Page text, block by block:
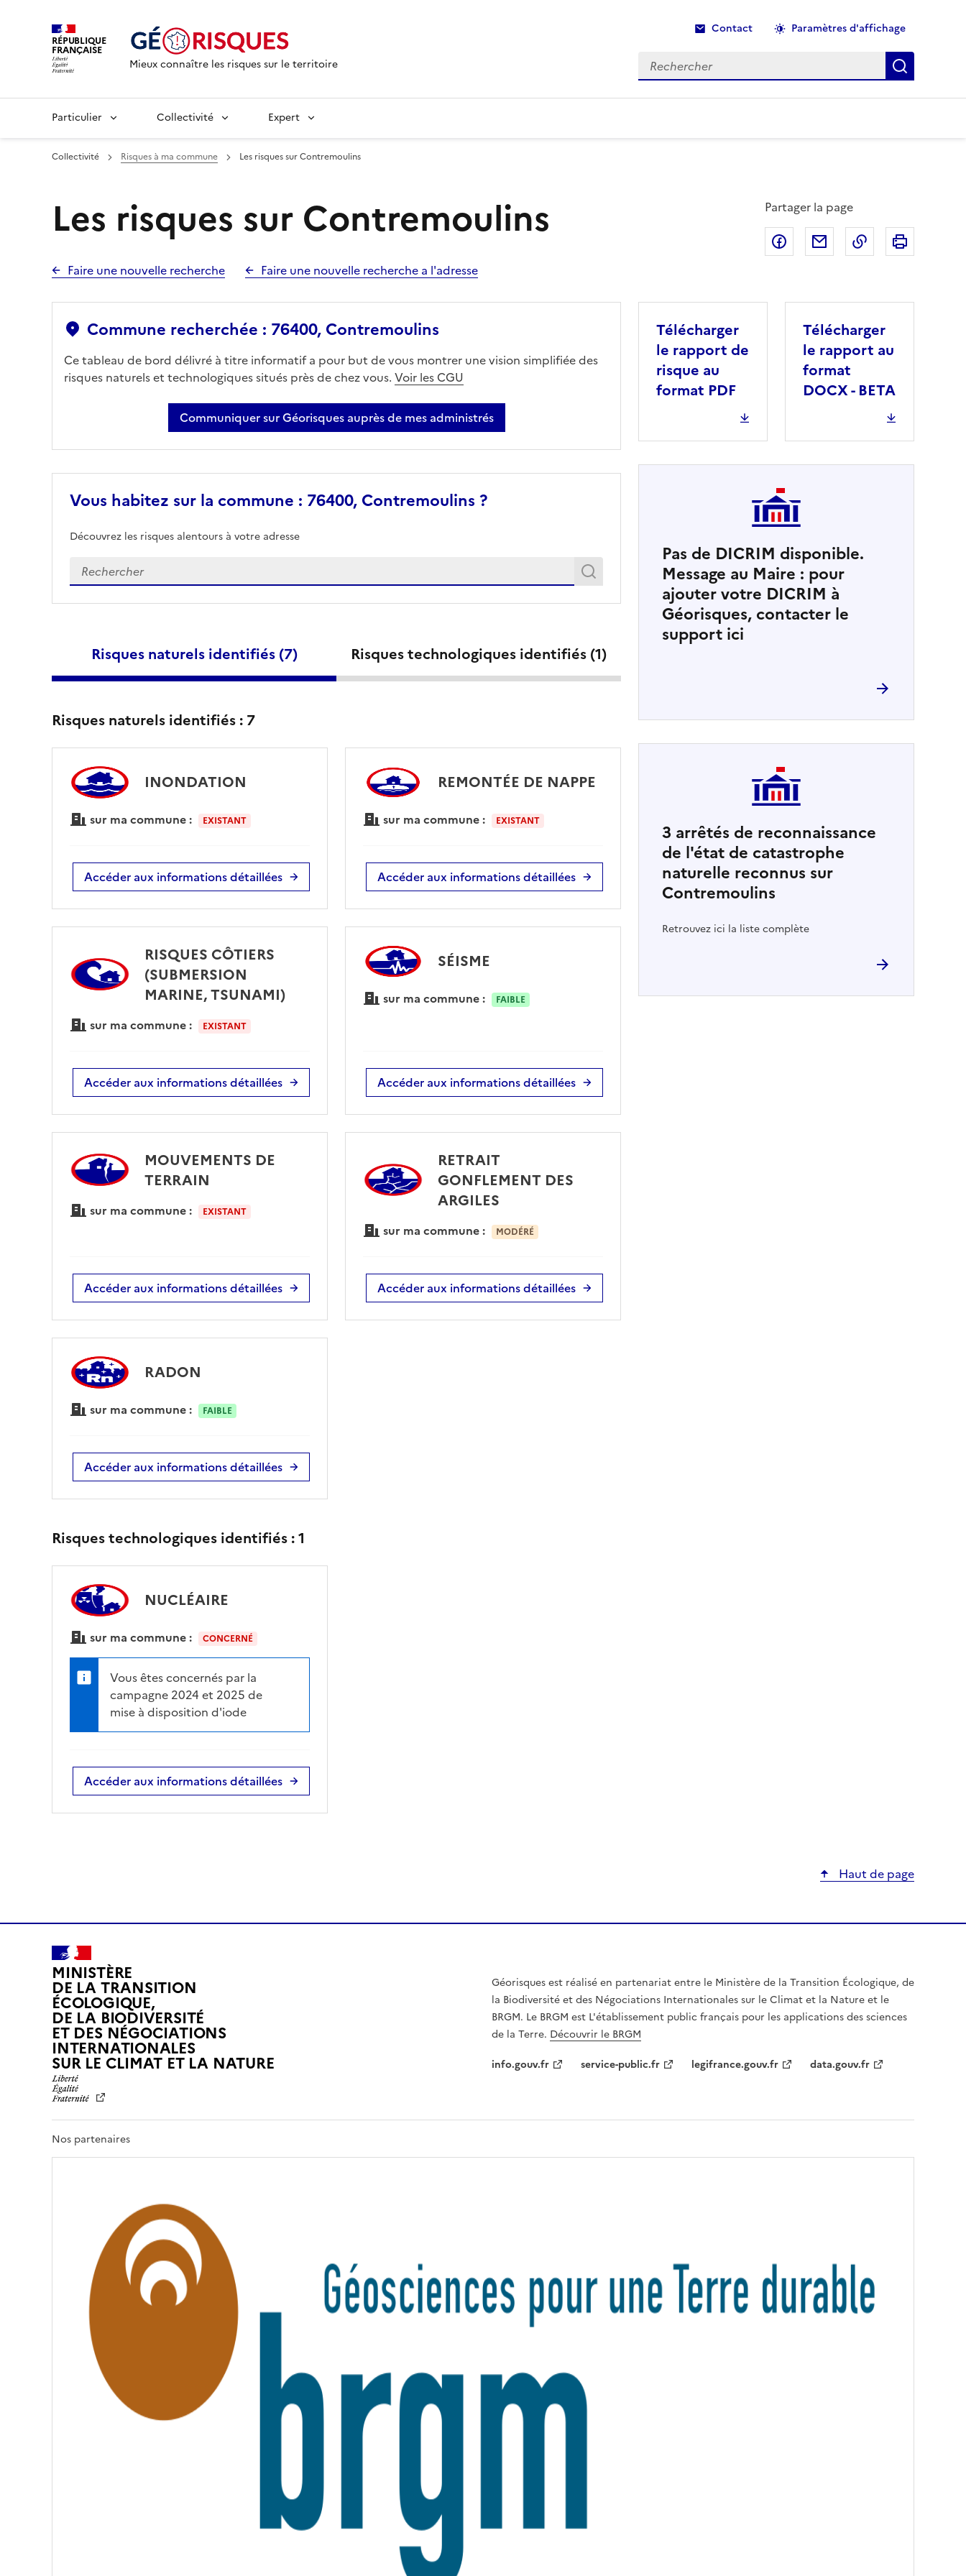
RÉPUBLIQUE
FRANÇAISE
Mieux connaître les risques sur le territoire
Contact Paramètres d'affichage
Rechercher Recherche
Particulier Collectivité Expert
Collectivité Risques à ma commune Les risques sur Contremoulins
Les risques sur Contremoulins
Faire une nouvelle recherche Faire une nouvelle recherche a l'adresse
Partager la page
Partager sur Facebook
Partager par email
Copier dans le
Commune recherchée : 76400, Contremoulins
Ce tableau de bord délivré à titre informatif a pour but de vous montrer une vision simplifiée des
risques naturels et technologiques situés près de chez vous. Voir les CGU
Communiquer sur Géorisques auprès de mes administrés
Vous habitez sur la commune : 76400, Contremoulins ?
Découvrez les risques alentours à votre adresse
Veuillez renseigner votre adresse exacte Rechercher
Recherche
Risques naturels identifiés (7) Risques technologiques identifiés (1)
Risques naturels identifiés : 7
INONDATION
sur ma commune : EXISTANT
Accéder aux informations détaillées
REMONTÉE DE NAPPE
sur ma commune : EXISTANT
Accéder aux informations détaillées
RISQUES CÔTIERS
(SUBMERSION
MARINE, TSUNAMI)
sur ma commune : EXISTANT
Accéder aux informations détaillées
SÉISME
sur ma commune : FAIBLE
Accéder aux informations détaillées
MOUVEMENTS DE
TERRAIN
sur ma commune : EXISTANT
Accéder aux informations détaillées
RETRAIT
GONFLEMENT DES
ARGILES
sur ma commune : MODÉRÉ
Accéder aux informations détaillées
RADON
sur ma commune : FAIBLE
Accéder aux informations détaillées
Risques technologiques identifiés :1
NUCLÉAIRE
sur ma commune : CONCERNÉ
Vous êtes concernés par la
campagne 2024 et 2025 de
mise à disposition d'iode
Accéder aux informations détaillées
Télécharger
le rapport de
risque au
format PDF
Télécharger
le rapport au
format
DOCX - BETA
Pas de DICRIM disponible.
Message au Maire : pour
ajouter votre DICRIM à
Géorisques, contacter le
support ici
3 arrêtés de reconnaissance
de l'état de catastrophe
naturelle reconnus sur
Contremoulins
Retrouvez ici la liste complète
Haut de page
MINISTÈRE
DE LA TRANSITION
ÉCOLOGIQUE,
DE LA BIODIVERSITÉ
ET DES NÉGOCIATIONS
INTERNATIONALES
SUR LE CLIMAT ET LA NATUREL
R
É
R
R
N
T
Géorisques est réalisé en partenariat entre le Ministère de la Transition Écologique, de
la Biodiversité et des Négociations Internationales sur le Climat et la Nature et le
BRGM. Le BRGM est L'établissement public français pour les applications des sciences
de la Terre. Découvrir le BRGM
info.gouv.fr
service-public.fr legifrance.gouv.fr data.gouv.fr
Nos partenaires